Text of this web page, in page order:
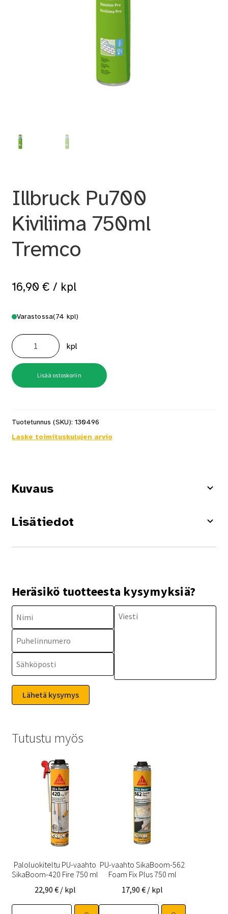
Illbruck Pu700
Kiviliima 750ml
Tremco
16,90 € / kpl
Varastossa(74 kpl)
Illbruck
Pu700
Kiviliima
750ml
Tremco
määrä
kpl
Lisää ostoskoriin
Tuotetunnus (SKU): 130496
Laske toimituskulujen arvio
Kuvaus
Lisätiedot
Heräsikö tuotteesta kysymyksiä?
Tutustu myös
Paloluokiteltu PU-vaahto
SikaBoom-420 Fire 750 ml
22,90 € / kpl
PU-vaahto SikaBoom-562
Foam Fix Plus 750 ml
17,90€ / kpl